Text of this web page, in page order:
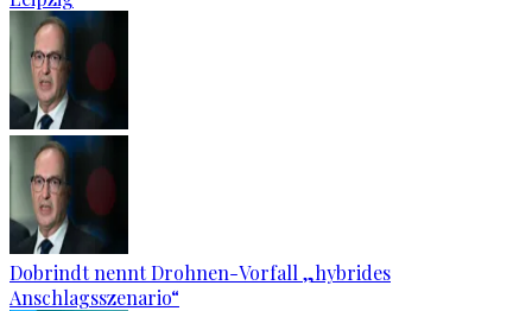
Dobrindt nennt Drohnen-Vorfall „hybrides
Anschlagsszenario“